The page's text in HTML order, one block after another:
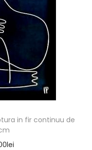
in fir continuu de
lei